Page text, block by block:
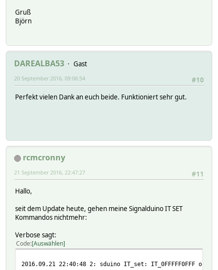
Gruß
Björn
DAREALBA53
Gast
#10
20 September 2016, 09:06:54
Perfekt vielen Dank an euch beide. Funktioniert sehr gut.
rcmcronny
#11
21 September 2016, 22:47:27
Hallo,
seit dem Update heute, gehen meine Signalduino IT SET
Kommandos nichtmehr:
Verbose sagt:
Code Auswählen
2016.09.21 22:40:48 2: sduino IT_set: IT_0FFFFF0FFF on